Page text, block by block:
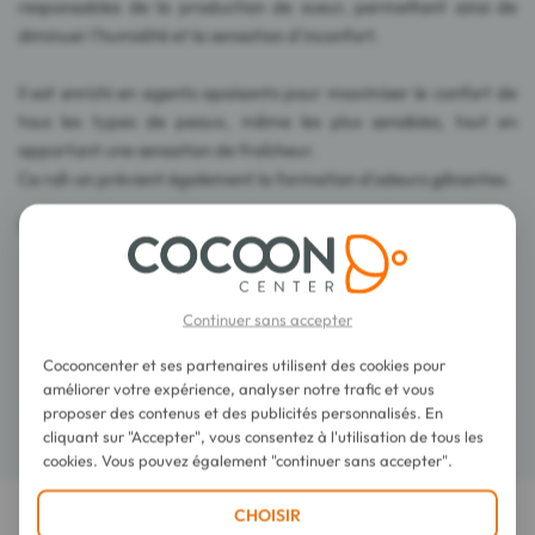
responsables de la production de sueur, permettant ainsi de
diminuer l'humidité et la sensation d'inconfort.
Il est enrichi en agents apaisants pour maximiser le confort de
tous les types de peaux, même les plus sensibles, tout en
apportant une sensation de fraîcheur.
Ce roll-on prévient également la formation d'odeurs gênantes.
Sans parfum, sans alcool.
Composition
Détails
Continuer sans accepter
Cocooncenter et ses partenaires utilisent des cookies pour
améliorer votre expérience, analyser notre trafic et vous
proposer des contenus et des publicités personnalisés. En
cliquant sur "Accepter", vous consentez à l'utilisation de tous les
cookies. Vous pouvez également "continuer sans accepter".
CHOISIR